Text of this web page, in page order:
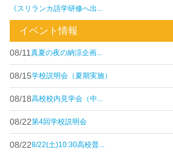
《スリランカ語学研修へ出...
イベント情報
08/11 真夏の夜の納涼企画...
08/15学校説明会（夏期実施）
08/18高校校内見学会（中...
08/22第4回学校説明会
08/228/22(土)10:30高校普...